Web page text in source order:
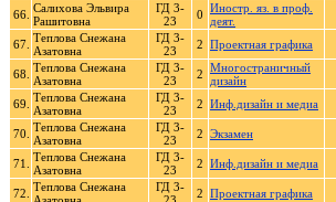
66. Салихова Эльвира
Рашитовна
ГД 3-
23
0 Иностр. яз. в проф.
деят.
67. Теплова Снежана
Азатовна
ГД 3-
23
2 Проектная графика
68. Теплова Снежана
Азатовна
ГД 3-
23
2 Многостраничный
дизайн
69. Теплова Снежана
Азатовна
ГД 3-
23
2 Инф.дизайн и медиа
70. Теплова Снежана
Азатовна
ГД 3-
23
2 Экзамен
71.
Теплова Снежана
Азатовна
ГД 3-
23
2 Инф.дизайн и медиа
72. Теплова Снежана
ГД 3-
2 Проектная графика